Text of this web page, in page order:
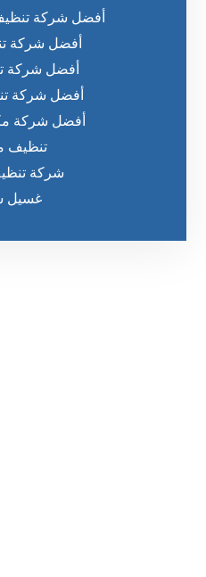
أفضل شركة
أفضل شركة
أفضل شركة
أفضل شركة
أفضل شركة
تنظيف
شركة
غسيل